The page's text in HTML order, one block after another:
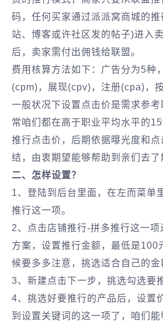
码，任何买家通过派派窝商城的推
站、博客或许社区发的帖子)进入
后，卖家需付出佣钱给联盟。
费用核算方法如下：广告分为5种
(cpm)，展现(cpv)，注册(cpa)，
一般状况下设置点击价是需求参
常咱们都在高于职业平均水平的
推行点击价，后期依据曝光度和
结，由衷期望能够帮助到亲们去了
二、怎样设置？
1、登陆到后台里面，在左而菜单
推行这一项。
2、点击店铺推行-拼多推行这一
方案，设置推行金额，最低是100
候要多多注意，挑选适合自己的金
3、新建点击下一步，挑选勾选要
4、挑选好要推行的产品后，设置
到设置关键词的这一项了，咱们